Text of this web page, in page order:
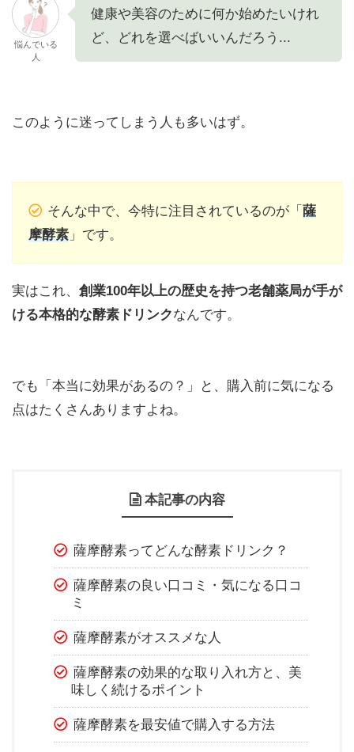
悩んでいる
人
健康や美容のために何か始めたいけれ
ど、どれを選べばいいんだろう...
このように迷ってしまう人も多いはず。
そんな中で、今特に注目されているのが「 薩
摩酵素 」です。
実はこれ、 創業100年以上の歴史を持つ老舗薬局が手が
ける本格的な酵素ドリンクなんです。
でも「本当に効果があるの？」と、購入前に気になる
点はたくさんありますよね。
本記事の内容
薩摩酵素ってどんな酵素ドリンク？
薩摩酵素の良い口コミ・気になる口コ
ミ
薩摩酵素がオススメな人
薩摩酵素の効果的な取り入れ方と、美
味しく続けるポイント
薩摩酵素を最安値で購入する方法